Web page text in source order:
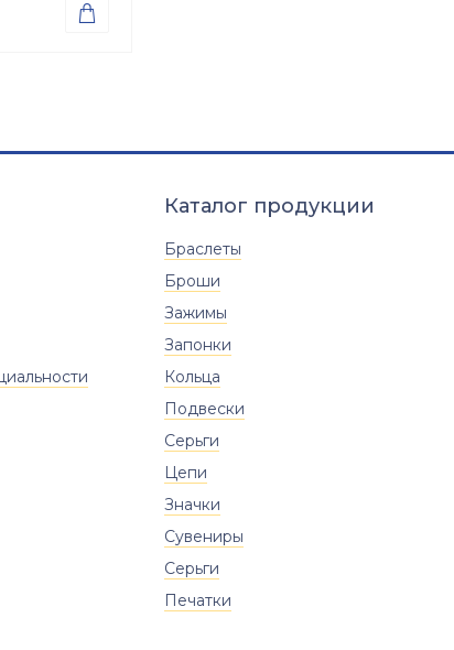

Каталог продукции
Браслеты
Броши
Зажимы
Запонки
Кольца
Подвески
Серьги
Цепи
Значки
Сувениры
Серьги
Печатки